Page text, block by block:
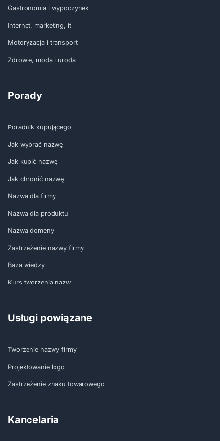
Gastronomia i wypoczynek
Internet, marketing, it
Motoryzacja i transport
Zdrowie, moda i uroda
Porady
Poradnik kupującego
Jak wybrać nazwę
Jak kupić nazwę
Jak chronić nazwę
Nazwa dla firmy
Nazwa dla produktu
Nazwa domeny
Zastrzeżenie nazwy firmy
Baza wiedzy
Kurs tworzenia nazw
Usługi powiązane
Tworzenie nazwy firmy
Projektowanie logo
Zastrzeżenie znaku towarowego
Kancelaria